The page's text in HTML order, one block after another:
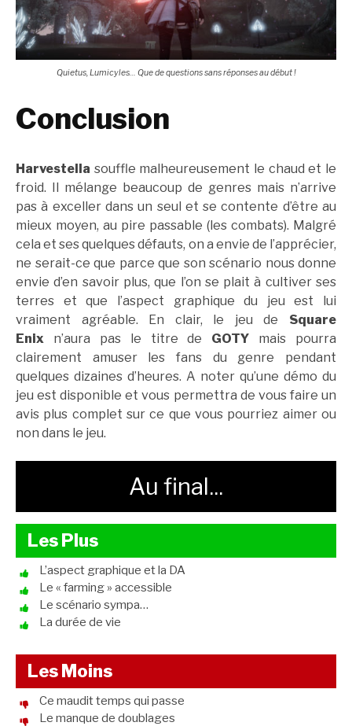
Quietus, Lumicyles… Que de questions sans réponses au début !
Conclusion
Harvestella souffle malheureusement le chaud et le
froid. Il mélange beaucoup de genres mais n’arrive
pas à exceller dans un seul et se contente d’être au
mieux moyen, au pire passable (les combats). Malgré
cela et ses quelques défauts, on a envie de l’apprécier,
ne serait-ce que parce que son scénario nous donne
envie d’en savoir plus, que l’on se plait à cultiver ses
terres et que l’aspect graphique du jeu est lui
vraiment agréable. En clair, le jeu de Square
Enix n’aura pas le titre de GOTY mais pourra
clairement amuser les fans du genre pendant
quelques dizaines d’heures. A noter qu’une démo du
jeu est disponible et vous permettra de vous faire un
avis plus complet sur ce que vous pourriez aimer ou
non dans le jeu.
Au final...
Les Plus
L’aspect graphique et la DA
Le « farming » accessible
Le scénario sympa…
La durée de vie
Les Moins
Ce maudit temps qui passe
Le manque de doublages